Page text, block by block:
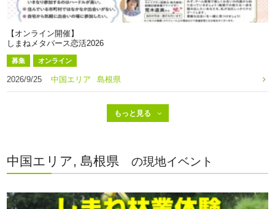
【オンライン開催】
しまねメタバース恋活2026
募集 オンライン
2026/9/25 中国エリア 島根県
中国エリア, 島根県 の現地イベント